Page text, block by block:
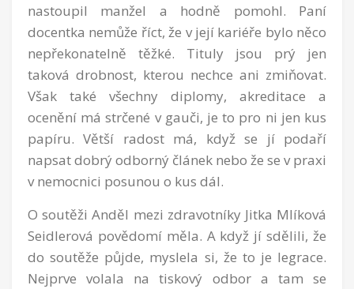
nastoupil manžel a hodně pomohl. Paní
docentka nemůže říct, že v její kariéře bylo něco
nepřekonatelně těžké. Tituly jsou prý jen
taková drobnost, kterou nechce ani zmiňovat.
Však také všechny diplomy, akreditace a
ocenění má strčené v gauči, je to pro ni jen kus
papíru. Větší radost má, když se jí podaří
napsat dobrý odborný článek nebo že se v praxi
v nemocnici posunou o kus dál.
O soutěži Anděl mezi zdravotníky Jitka Mlíková
Seidlerová povědomí měla. A když jí sdělili, že
do soutěže půjde, myslela si, že to je legrace.
Nejprve volala na tiskový odbor a tam se